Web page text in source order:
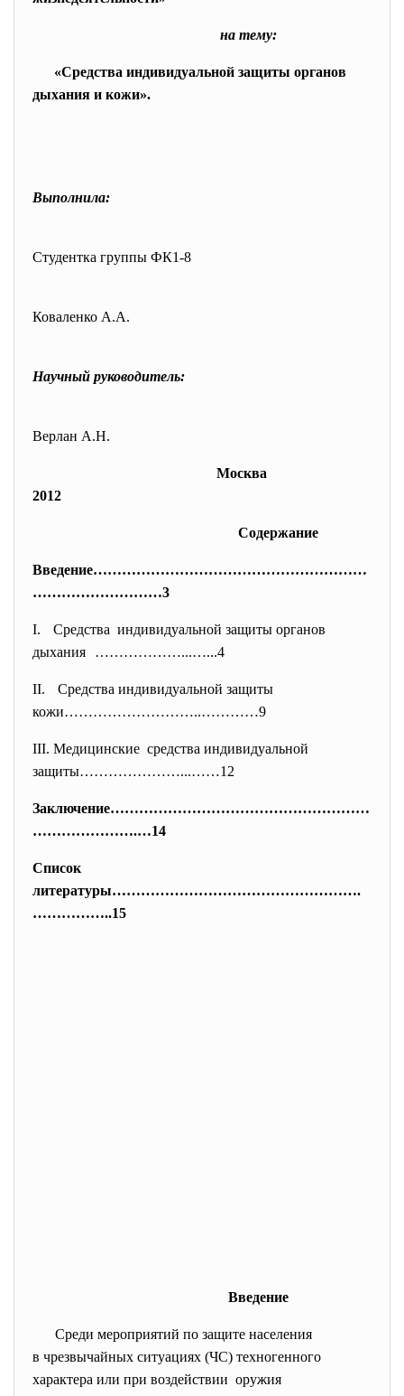
на тему:
«Средства индивидуальной защиты органов
дыхания и кожи».
Выполнила:
Студентка группы ФК1-8
Коваленко А.А.
Научный руководитель:
Верлан А.Н.
Москва
2012
Содержание
Введение…………………………………………………
………………………3
I. Средства индивидуальной защиты органов
дыхания ………………...…...4
II. Средства индивидуальной защиты
кожи………………………..…………9
III. Медицинские средства индивидуальной
защиты…………………...……12
Заключение………………………………………………
………………….…14
Список
литературы…………………………………………….
……………..15
Введение
Среди мероприятий по защите населения
в чрезвычайных ситуациях (ЧС) техногенного
характера или при воздействии оружия